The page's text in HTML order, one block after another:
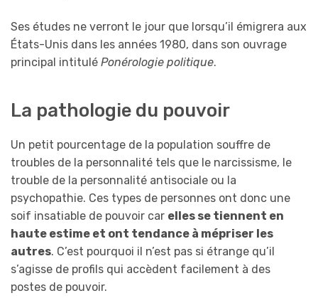
Ses études ne verront le jour que lorsqu’il émigrera aux
États-Unis dans les années 1980, dans son ouvrage
principal intitulé Ponérologie politique.
La pathologie du pouvoir
Un petit pourcentage de la population souffre de
troubles de la personnalité tels que le narcissisme, le
trouble de la personnalité antisociale ou la
psychopathie. Ces types de personnes ont donc une
soif insatiable de pouvoir car elles se tiennent en
haute estime et ont tendance à mépriser les
autres. C’est pourquoi il n’est pas si étrange qu’il
s’agisse de profils qui accèdent facilement à des
postes de pouvoir.